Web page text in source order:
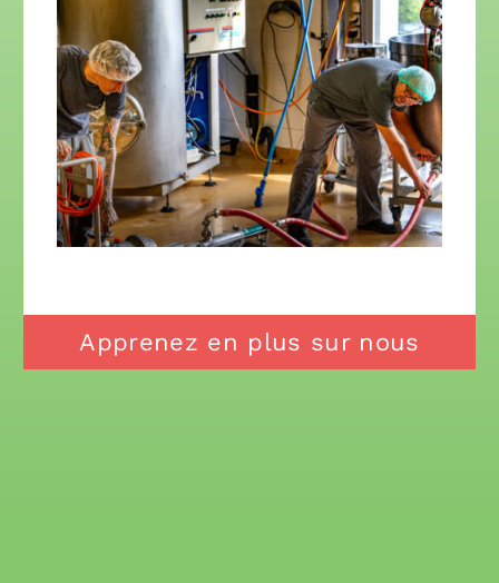
Apprenez en plus sur nous